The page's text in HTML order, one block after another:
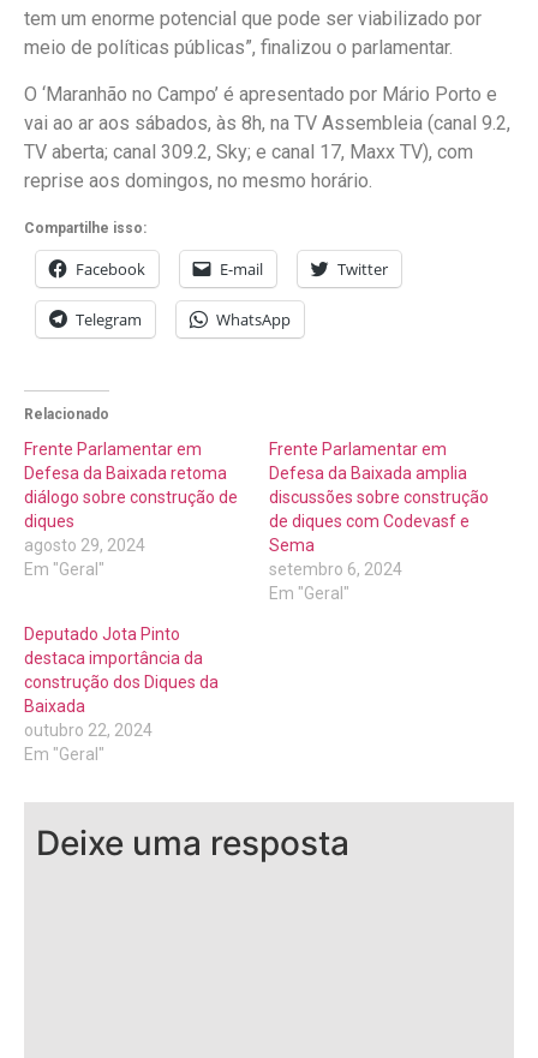
tem um enorme potencial que pode ser viabilizado por
meio de políticas públicas”, finalizou o parlamentar.
O ‘Maranhão no Campo’ é apresentado por Mário Porto e
vai ao ar aos sábados, às 8h, na TV Assembleia (canal 9.2,
TV aberta; canal 309.2, Sky; e canal 17, Maxx TV), com
reprise aos domingos, no mesmo horário.
Compartilhe isso:
Facebook E-mail Twitter
Telegram WhatsApp
Relacionado
Frente Parlamentar em
Defesa da Baixada retoma
diálogo sobre construção de
diques
agosto 29, 2024
Em "Geral"
Frente Parlamentar em
Defesa da Baixada amplia
discussões sobre construção
de diques com Codevasf e
Sema
setembro 6, 2024
Em "Geral"
Deputado Jota Pinto
destaca importância da
construção dos Diques da
Baixada
outubro 22, 2024
Em "Geral"
Deixe uma resposta